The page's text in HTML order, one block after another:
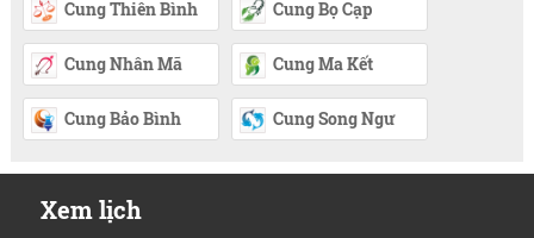
Cung Thiên Bình Cung Bọ Cạp
Cung Nhân Mã Cung Ma Kết
Cung Bảo Bình Cung Song Ngư
Xem lịch